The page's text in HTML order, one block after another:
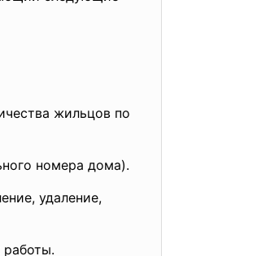
жильцов по
номера дома).
удаление,